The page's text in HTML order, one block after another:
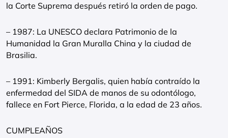
la Corte Suprema después retiró la orden de pago.
– 1987: La UNESCO declara Patrimonio de la
Humanidad la Gran Muralla China y la ciudad de
Brasilia.
– 1991: Kimberly Bergalis, quien había contraído la
enfermedad del SIDA de manos de su odontólogo,
fallece en Fort Pierce, Florida, a la edad de 23 años.
CUMPLEAÑOS